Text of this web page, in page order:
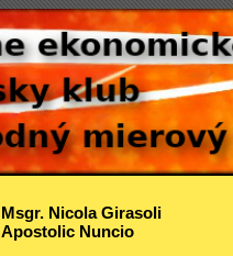
Msgr. Nicola Girasoli
Apostolic Nuncio